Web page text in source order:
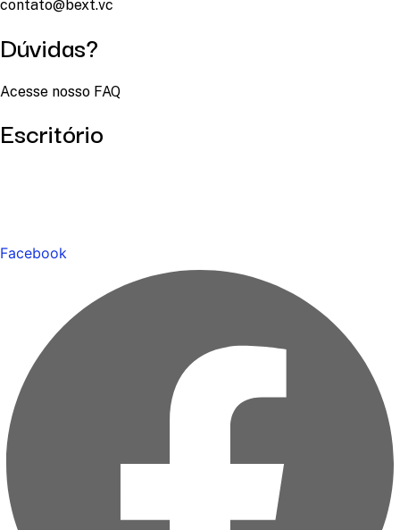
contato@bext.vc
Dúvidas?
Acesse nosso FAQ
Escritório
Facebook